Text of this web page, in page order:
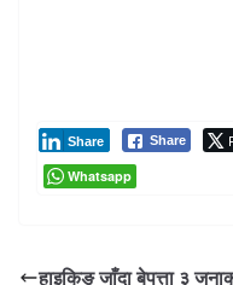
Share
Share
Whatsapp
हाइकिङ जाँदा बेपत्ता ३